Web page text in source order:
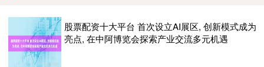
股票配资十大平台 首次设立AI展区, 创新模式成为
亮点, 在中阿博览会探索产业交流多元机遇